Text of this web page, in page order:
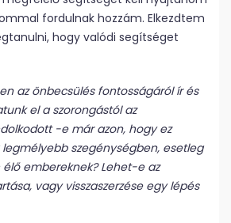
fordulnak hozzám. Elkezdtem
hogy valódi segítséget
az önbecsülés fontosságáról ír és
el a szorongástól az
-e már azon, hogy ez
szegénységben, esetleg
embereknek? Lehet-e az
vagy visszaszerzése egy lépés